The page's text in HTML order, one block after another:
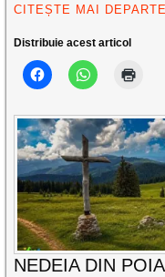
CITEȘTE MAI DEPARTE
Distribuie acest articol
NEDEIA DIN